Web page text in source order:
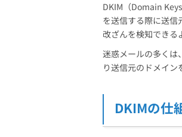
アンケートシ
DKIM（Domain
を送信する際に送信
改ざんを検知できる
迷惑メールの多くは
り送信元のドメイ
DKIMの仕